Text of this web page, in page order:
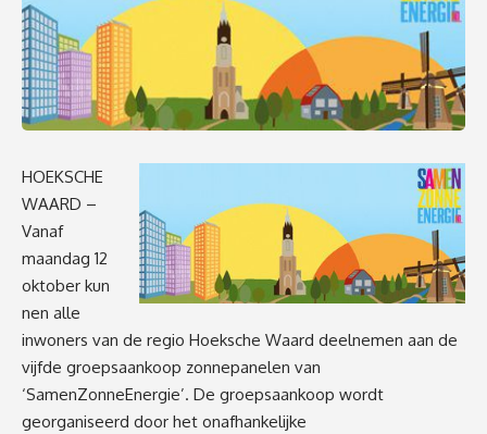
HOEKSCHE
WAARD –
Vanaf
maandag 12
oktober kun
nen alle
inwoners van de regio Hoeksche Waard deelnemen aan de
vijfde groepsaankoop zonnepanelen van
‘SamenZonneEnergie’. De groepsaankoop wordt
georganiseerd door het onafhankelijke